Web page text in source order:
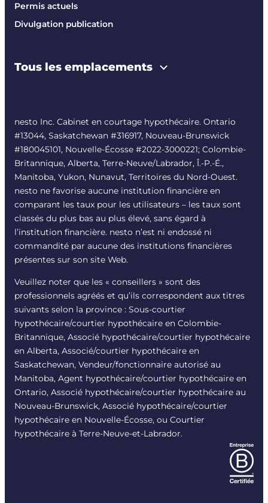
Permis actuels
Divulgation publication
Tous les emplacements
nesto Inc. Cabinet en courtage hypothécaire. Ontario
#13044, Saskatchewan #316917, Nouveau-Brunswick
#180045101, Nouvelle-Écosse #2022-3000221; Colombie-
Britannique, Alberta, Terre-Neuve/Labrador, Î.-P.-É.,
Manitoba, Yukon, Nunavut, Territoires du Nord-Ouest.
nesto ne favorise aucune institution financière en
comparant les taux pour les utilisateurs – les taux sont
classés du plus bas au plus élevé, sans égard à
l’institution financière. nesto n’est ni endossé ni
commandité par aucune des institutions financières
présentes sur son site Web.
Veuillez noter que les « conseillers » sont des
professionnels agréés et qu’ils correspondent aux titres
suivants selon la province : Sous-courtier
hypothécaire/courtier hypothécaire en Colombie-
Britannique, Associé hypothécaire/courtier hypothécaire
en Alberta, Associé/courtier hypothécaire en
Saskatchewan, Vendeur/fonctionnaire autorisé au
Manitoba, Agent hypothécaire/courtier hypothécaire en
Ontario, Associé hypothécaire/courtier hypothécaire au
Nouveau-Brunswick, Associé hypothécaire/courtier
hypothécaire en Nouvelle-Écosse, ou Courtier
hypothécaire à Terre-Neuve-et-Labrador.